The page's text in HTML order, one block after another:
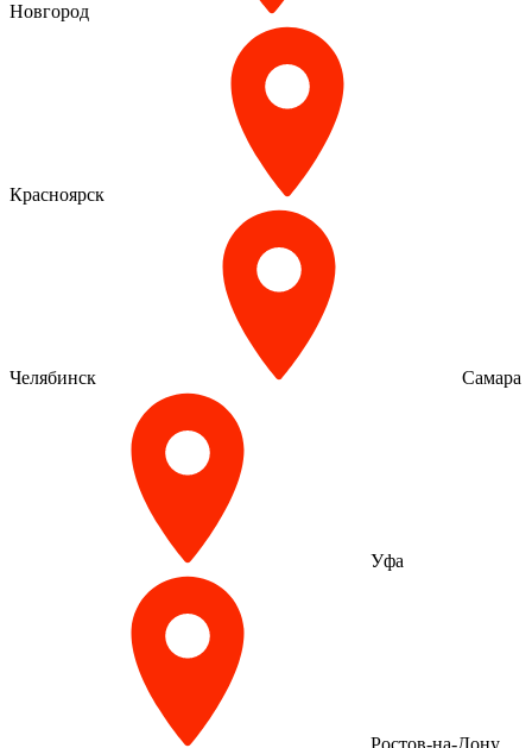
Новгород
Красноярск
Челябинск Самара
Уфа
Ростов-на-Дону